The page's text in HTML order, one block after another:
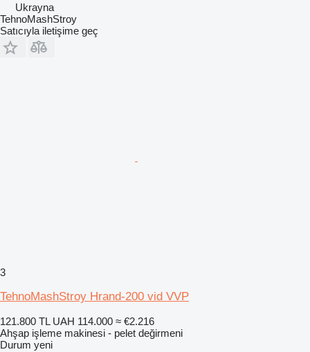
Ukrayna
TehnoMashStroy
Satıcıyla iletişime geç
3
TehnoMashStroy Hrand-200 vid VVP
121.800 TL UAH 114.000 ≈ €2.216
Ahşap işleme makinesi - pelet değirmeni
Durum yeni